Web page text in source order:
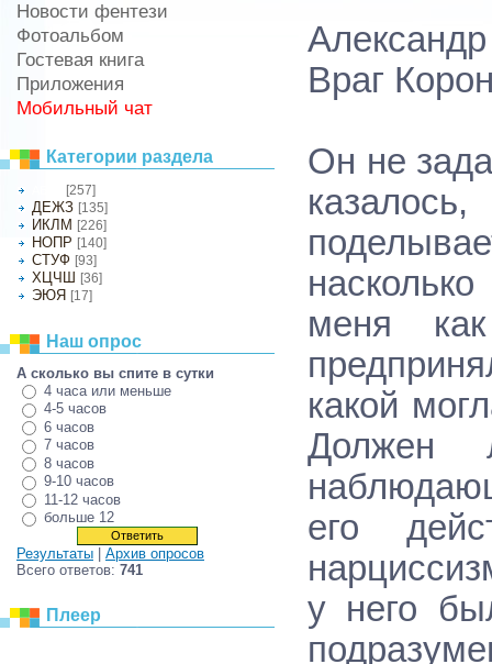
Новости фентези
Фотоальбом
Гостевая книга
Приложения
Мобильный чат
Категории раздела
[257]
ДЕЖЗ [135]
ИКЛМ [226]
НОПР [140]
СТУФ [93]
ХЦЧШ [36]
ЭЮЯ [17]
Наш опрос
А сколько вы спите в сутки
4 часа или меньше
4-5 часов
6 часов
7 часов
8 часов
9-10 часов
11-12 часов
больше 12
Результаты
Архив опросов
Всего ответов: 741
Плеер
Враг
Он не
меня
какой
Должен
его
у него